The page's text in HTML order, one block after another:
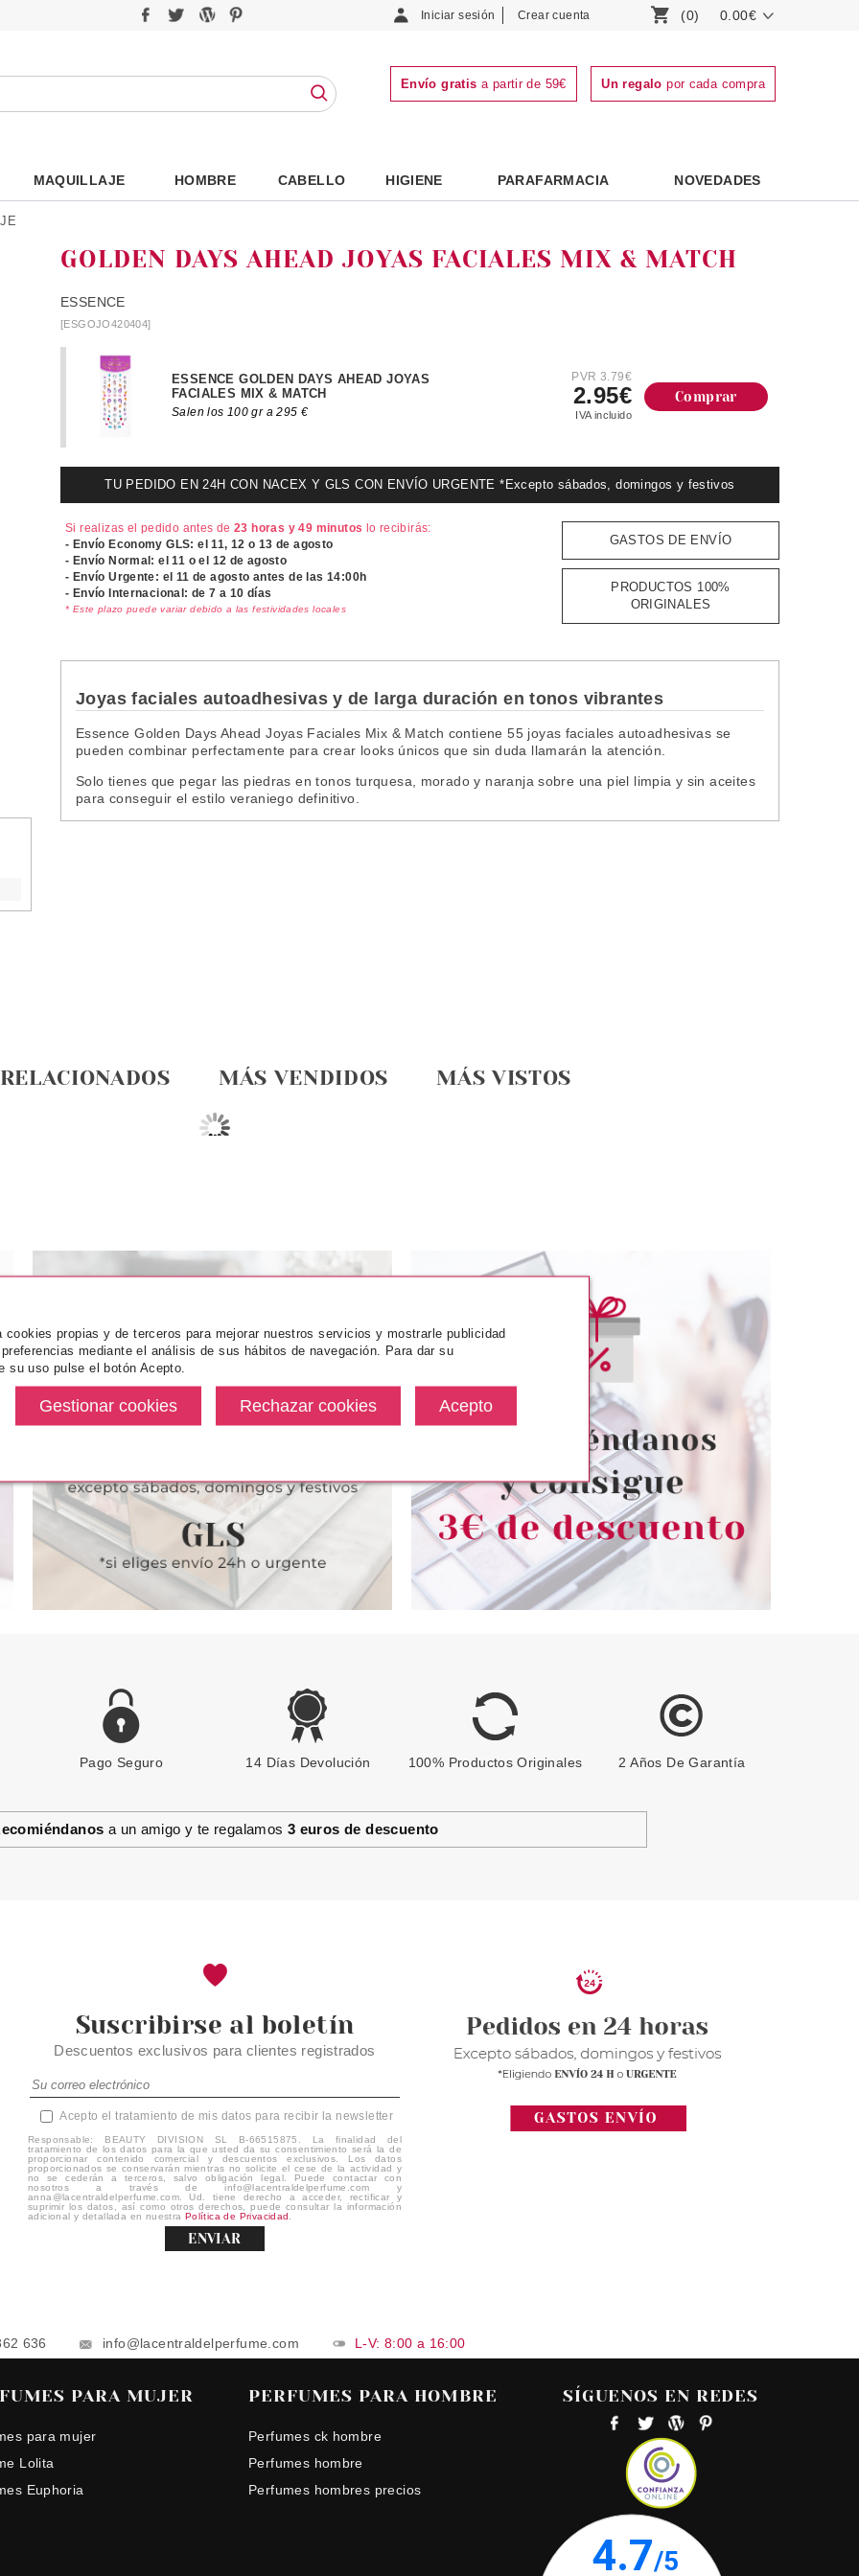
Iniciar sesión Crear cuenta (0) 0.00€
Envío gratis a partir de 59€ Un regalo por cada compra
MAQUILLAJE HOMBRE CABELLO HIGIENE PARAFARMACIA NOVEDADES
GOLDEN DAYS AHEAD JOYAS FACIALES MIX & MATCH
ESSENCE
[ESGOJO420404]
ESSENCE GOLDEN DAYS AHEAD JOYAS
FACIALES MIX & MATCH
Salen los 100 gr a 295 €
PVR 3.79€
2.95€
IVA incluido
Comprar
TU PEDIDO EN 24H CON NACEX Y GLS CON ENVÍO URGENTE *Excepto sábados, domingos y festivos
Si realizas el pedido antes de23 horas y 49 minutos lo recibirás:
- Envío Economy GLS: el11, 12 o 13 de agosto
- Envío Normal: el11 o el 12 de agosto
- Envío Urgente: el 11 de agosto antes de las 14:00h
- Envío Internacional: de 7 a 10 días
* Este plazo puede variar debido a las festividades locales
GASTOS DE ENVÍO
PRODUCTOS 100%
ORIGINALES
Joyas faciales autoadhesivas y de larga duración en tonos vibrantes
Essence Golden Days Ahead Joyas Faciales Mix & Match contiene 55 joyas faciales autoadhesivas se
pueden combinar perfectamente para crear looks únicos que sin duda llamarán la atención.
Solo tienes que pegar las piedras en tonos turquesa, morado y naranja sobre una piel limpia y sin aceites
para conseguir el estilo veraniego definitivo.
MÁS VENDIDOS MÁS VISTOS
COLORMATES
COLORMATES MAKE UP
BRUSH POWDER BLUSH
UBU CHEEKY STREET BROCHA
PARA COLORETE
CATRICE APLICADOR PARA
SOMBRAS DE OJOS SILICONIC
Pvr 3.39€
-26%
desde
REAL TECHNIQUES
Pvr 23.14€
Pago Seguro 14 Días Devolución 100% Productos Originales 2 Años De Garantía
a un amigo y te regalamos 3 euros de descuento
Suscribirse al boletín
Descuentos exclusivos para clientes registrados
Acepto el tratamiento de mis datos para recibir la newsletter
Responsable: BEAUTY DIVISION SL B-66515875. La finalidad del
tratamiento de los datos para la que usted da su consentimiento será la de
proporcionar contenido comercial y descuentos exclusivos. Los datos
proporcionados se conservarán mientras no solicite el cese de la actividad y
no se cederán a terceros, salvo obligación legal. Puede contactar con
nosotros a través de info@lacentraldelperfume.com y
anna@lacentraldelperfume.com. Ud. tiene derecho a acceder, rectificar y
suprimir los datos, así como otros derechos, puede consultar la información
adicional y detallada en nuestra Política de Privacidad
ENVIAR
636 info@lacentraldelperfume.com L-V: 8:00 a 16:00
PARA MUJER
para mujer
Lolita
Euphoria
PERFUMES PARA HOMBRE
Perfumes ck hombre
Perfumes hombre
Perfumes hombres precios
SÍGUENOS EN REDES
propias y de terceros para mejorar nuestros servicios y mostrarle publicidad
mediante el análisis de sus hábitos de navegación. Para dar su
su uso pulse el botón Acepto.